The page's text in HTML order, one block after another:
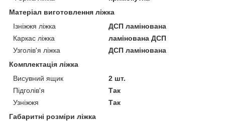
Матеріал виготовлення ліжка
Ізніжжя ліжка
ДСП ламінована
Каркас ліжка
ламінована ДСП
Узголів'я ліжка
ДСП ламінована
Комплектація ліжка
Висувний ящик
2 шт.
Підголів'я
Так
Узніжжя
Так
Габаритні розміри ліжка